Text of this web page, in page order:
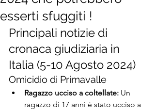
esserti sfuggiti !
Principali notizie di
cronaca giudiziaria in
Italia (5-10 Agosto 2024)
Omicidio di Primavalle
Ragazzo ucciso a coltellate: Un
ragazzo di 17 anni è stato ucciso a